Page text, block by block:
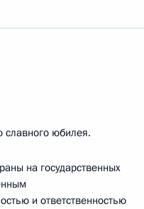
славного юбилея.
на государственных
и ответственностью